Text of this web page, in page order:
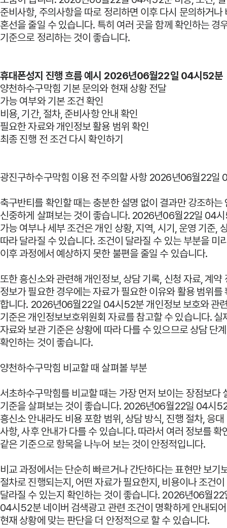
준비사항, 주의사항을 따로 정리하면 이후 다시 문의하거나
혼선을 줄일 수 있습니다. 특히 여러 곳을 함께 확인하는 경
기준으로 정리하는 것이 좋습니다.
휴대폰성지 진행 흐름 예시 2026년06월22일 04시52분
양천하수구막힘 기본 문의와 현재 상황 전달
가능 여부와 기본 조건 확인
비용, 기간, 절차, 준비사항 안내 확인
필요한 자료와 개인정보 활용 범위 확인
최종 진행 전 조건 다시 확인하기
광진구하수구막힘 이용 전 주의할 사항 2026년06월22일
축구반티를 확인할 때는 충분한 설명 없이 결과만 강조하는
신중하게 살펴보는 것이 좋습니다. 2026년06월22일 04
가능 여부나 세부 조건은 개인 상황, 지역, 시기, 운영 기준,
따라 달라질 수 있습니다. 조건이 달라질 수 있는 부분을 미
이후 과정에서 예상하지 못한 불편을 줄일 수 있습니다.
또한 흥신소와 관련해 개인정보, 상담 기록, 신청 자료, 계약
정보가 필요한 경우에는 자료가 필요한 이유와 활용 범위를
합니다. 2026년06월22일 04시52분 개인정보 보호와 관
기준은개인정보보호위원회 자료를 참고할 수 있습니다. 실
자료와 보관 기준은 상황에 따라 다를 수 있으므로 상담 단
확인하는 것이 좋습니다.
양천하수구막힘 비교할 때 살펴볼 부분
서초하수구막힘를 비교할 때는 가장 먼저 보이는 장점보다
기준을 살펴보는 것이 좋습니다. 2026년06월22일 04시
흥신소 안내라도 비용 포함 범위, 상담 방식, 진행 절차, 응
사항, 사후 안내가 다를 수 있습니다. 따라서 여러 정보를 확
같은 기준으로 항목을 나누어 보는 것이 안정적입니다.
비교 과정에서는 단순히 빠르거나 간단하다는 표현만 보기
절차로 진행되는지, 어떤 자료가 필요한지, 비용이나 조건
달라질 수 있는지 확인하는 것이 좋습니다. 2026년06월22
04시52분 네이버 검색광고 관련 조건이 명확하게 안내되
현재 상황에 맞는 판단을 더 안정적으로 할 수 있습니다.